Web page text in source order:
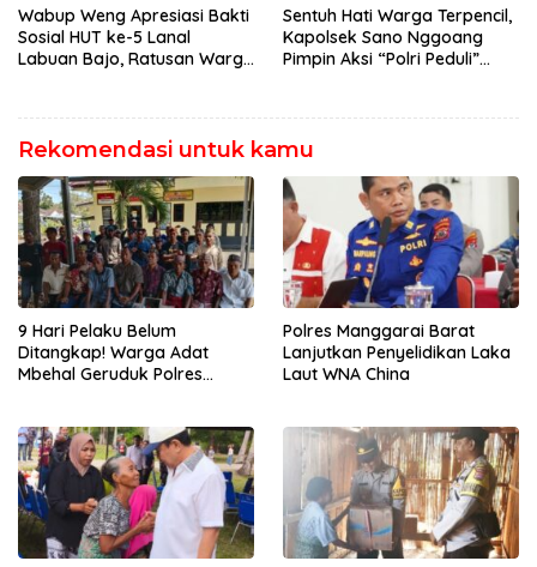
Penegakan Hukum Kapolres
Wabup Weng Apresiasi Bakti
Sosial HUT ke-5 Lanal
Labuan Bajo, Ratusan Warga
Gratis
Sentuh Hati Warga Terpencil,
Kapolsek Sano Nggoang
Pimpin Aksi “Polri Peduli”
Rekomendasi untuk kamu
9 Hari Pelaku Belum
Ditangkap! Warga Adat
Mbehal Geruduk Polres
Polres Manggarai Barat
Lanjutkan Penyelidikan Laka
Laut WNA China